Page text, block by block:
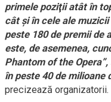
primele poziţii atât în
cât şi în cele ale
peste 180 de premii de
este, de asemenea,
Phantom of the
în peste 40 de milioane
precizează organizatorii.